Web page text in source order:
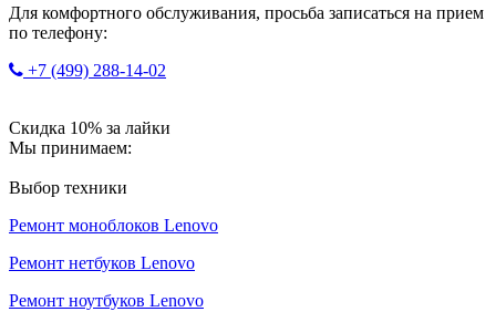
Для комфортного обслуживания, просьба записаться на прием
по телефону:
+7 (499) 288-14-02
Скидка 10% за лайки
Мы принимаем:
Выбор техники
Ремонт моноблоков Lenovo
Ремонт нетбуков Lenovo
Ремонт ноутбуков Lenovo